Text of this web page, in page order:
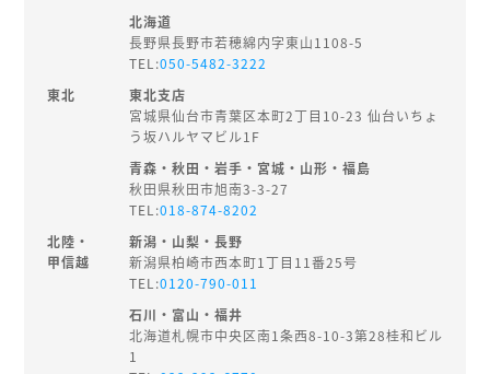
北海道
長野県長野市若穂綿内字東山1108-5
TEL:050-5482-3222
東北
東北支店
宮城県仙台市青葉区本町2丁目10-23 仙台いちょ
う坂ハルヤマビル1F
青森・秋田・岩手・宮城・山形・福島
秋田県秋田市旭南3-3-27
TEL:018-874-8202
北陸・
甲信越
新潟・山梨・長野
新潟県柏崎市西本町1丁目11番25号
TEL:0120-790-011
石川・富山・福井
北海道札幌市中央区南1条西8-10-3第28桂和ビル
1